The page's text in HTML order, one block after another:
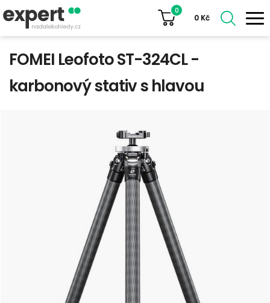
0
0 Kč
FOMEI Leofoto ST-324CL -
karbonový stativ s hlavou